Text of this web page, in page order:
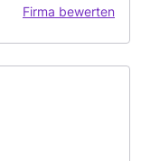
Firma bewerten